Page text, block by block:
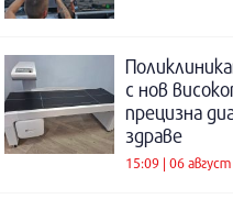
с нов
прецизна
здраве
15:09 | 06